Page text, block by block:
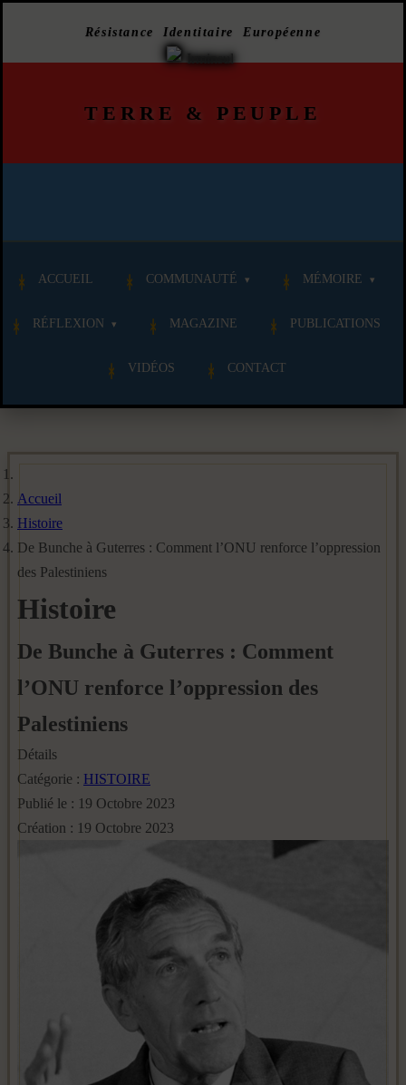
Résistance Identitaire Européenne
TERRE & PEUPLE
ACCUEIL COMMUNAUTÉ MÉMOIRE
RÉFLEXION MAGAZINE PUBLICATIONS
VIDÉOS CONTACT
Accueil
Histoire
De Bunche à Guterres : Comment l’ONU renforce l’oppression
des Palestiniens
Histoire
De Bunche à Guterres : Comment
l’ONU renforce l’oppression des
Palestiniens
Détails
Catégorie : HISTOIRE
Publié le : 19 Octobre 2023
Création : 19 Octobre 2023